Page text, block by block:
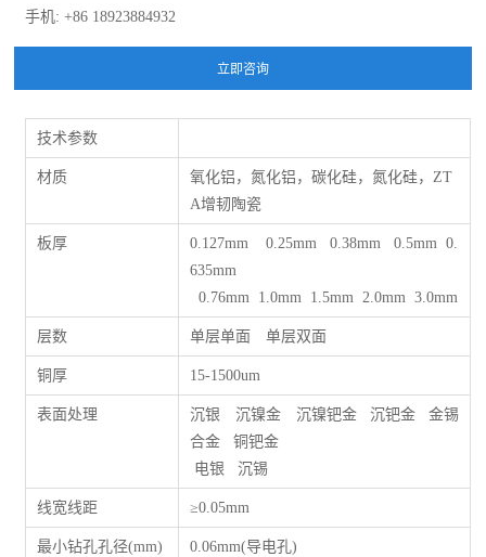
手机: +86 18923884932
技术参数
材质
氧化铝，氮化铝，碳化硅，氮化硅，ZT
A增韧陶瓷
板厚
0.127mm 0.25mm 0.38mm 0.5mm 0.
635mm
0.76mm 1.0mm 1.5mm 2.0mm 3.0mm
层数 单层单面 单层双面
铜厚 15-1500um
表面处理
沉银 沉镍金 沉镍钯金 沉钯金 金锡
合金 铜钯金
电银 沉锡
线宽线距 ≥0.05mm
最小钻孔孔径(mm) 0.06mm(导电孔)